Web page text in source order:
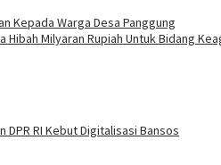
Kepada Warga Desa Panggung
Hibah Milyaran Rupiah Untuk Bidang
DPR RI Kebut Digitalisasi Bansos